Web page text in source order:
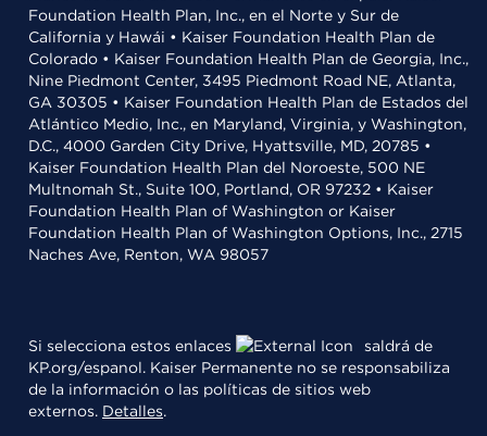
Foundation Health Plan, Inc., en el Norte y Sur de
California y Hawái • Kaiser Foundation Health Plan de
Colorado • Kaiser Foundation Health Plan de Georgia, Inc.,
Nine Piedmont Center, 3495 Piedmont Road NE, Atlanta,
GA 30305 • Kaiser Foundation Health Plan de Estados del
Atlántico Medio, Inc., en Maryland, Virginia, y Washington,
D.C., 4000 Garden City Drive, Hyattsville, MD, 20785 •
Kaiser Foundation Health Plan del Noroeste, 500 NE
Multnomah St., Suite 100, Portland, OR 97232 • Kaiser
Foundation Health Plan of Washington or Kaiser
Foundation Health Plan of Washington Options, Inc., 2715
Naches Ave, Renton, WA 98057
Si selecciona estos enlaces
saldrá de
KP.org/espanol. Kaiser Permanente no se responsabiliza
de la información o las políticas de sitios web
externos. Detalles.